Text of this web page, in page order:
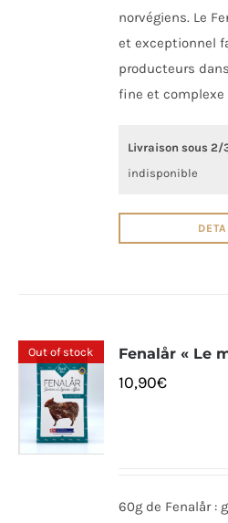
norvégiens. Le
et exceptionnel
producteurs
fine et complexe
Livraison sous 2/
indisponible
Out of stock Fenalår « Le
10,90€
60g de Fenalår :